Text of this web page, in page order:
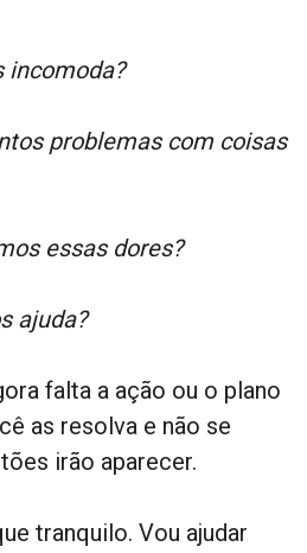
incomoda?
problemas com coisas
essas dores?
ajuda?
falta a ação ou o plano
as resolva e não se
irão aparecer.
tranquilo. Vou ajudar